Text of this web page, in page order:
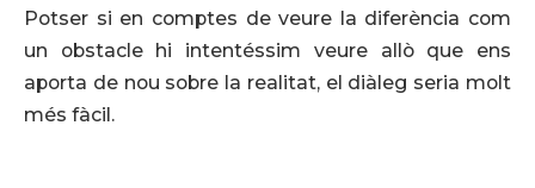
Potser si en comptes de veure la diferència com
un obstacle hi intentéssim veure allò que ens
aporta de nou sobre la realitat, el diàleg seria molt
més fàcil.